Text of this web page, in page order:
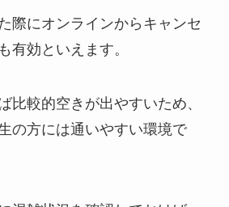
際にオンラインからキャンセ
有効といえます。
比較的空きが出やすいため、
の方には通いやすい環境で